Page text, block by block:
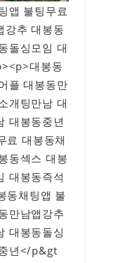
앱 불팅무료
강추 대봉동
돌싱모임 대
대봉동
플 대봉동만
개팅만남 대
대봉동중년
료 대봉동채
동섹스 대봉
대봉동즉석
동채팅앱 불
만남앱강추
대봉동돌싱
년</p&gt